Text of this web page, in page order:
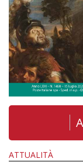
ATTUALITÀ